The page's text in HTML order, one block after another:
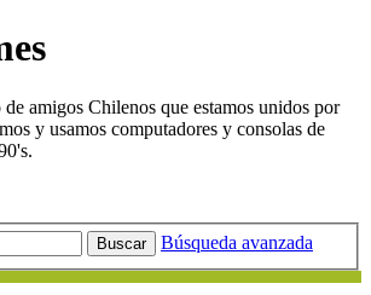
amigos Chilenos que estamos unidos por
y usamos computadores y consolas de
Buscar Búsqueda avanzada